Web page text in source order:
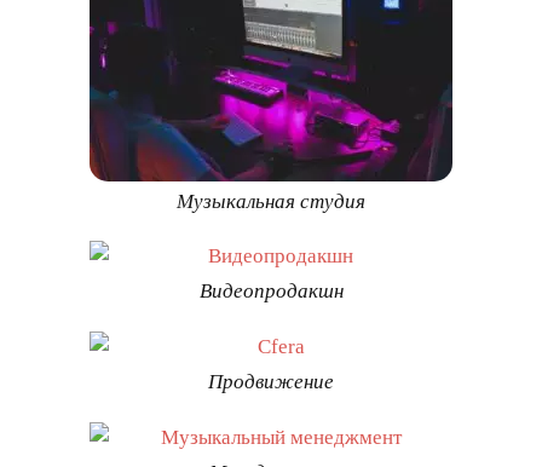
Музыкальная студия
Видеопродакшн
Продвижение